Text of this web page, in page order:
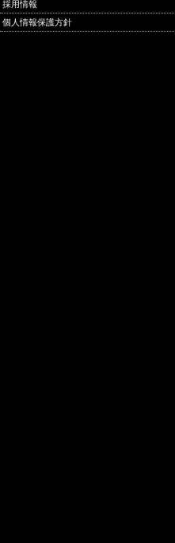
採用情報
個人情報保護方針